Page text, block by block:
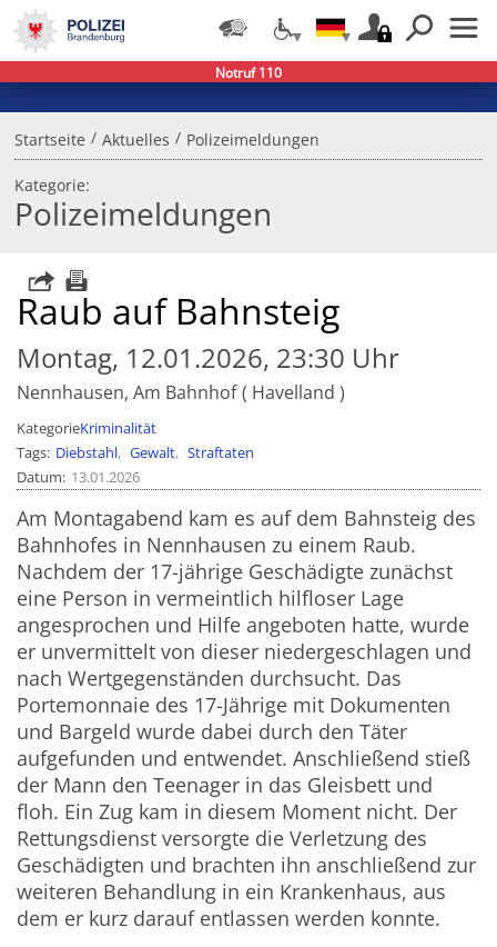
Startseite / Aktuelles / Polizeimeldungen
Kategorie:
Polizeimeldungen
Raub auf Bahnsteig
Montag, 12.01.2026, 23:30 Uhr
Nennhausen, Am Bahnhof Havelland
KategorieKriminalität
Tags Diebstahl Gewalt
Straftaten
Datum 13.01.2026
Am Montagabend kam es auf dem Bahnsteig des
Bahnhofes in Nennhausen zu einem Raub.
Nachdem der 17-jährige Geschädigte zunächst
eine Person in vermeintlich hilfloser Lage
angesprochen und Hilfe angeboten hatte, wurde
er unvermittelt von dieser niedergeschlagen und
nach Wertgegenständen durchsucht. Das
Portemonnaie des 17-Jährige mit Dokumenten
und Bargeld wurde dabei durch den Täter
aufgefunden und entwendet. Anschließend stieß
der Mann den Teenager in das Gleisbett und
floh. Ein Zug kam in diesem Moment nicht. Der
Rettungsdienst versorgte die Verletzung des
Geschädigten und brachten ihn anschließend zur
weiteren Behandlung in ein Krankenhaus, aus
dem er kurz darauf entlassen werden konnte.
Notruf 110